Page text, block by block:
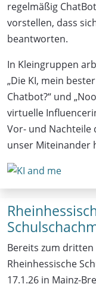
regelmäßig
vorstellen, dass
beantworten.
In Kleingruppen
„Die KI, mein
Chatbot?“ und
virtuelle
Vor- und Nachteile
unser Miteinander
Bereits zum dritten
Rheinhessische
17.1.26 in Mainz-